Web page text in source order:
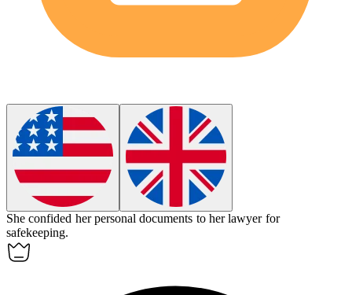
Sheconfided her personal documents to her lawyer for
safekeeping.